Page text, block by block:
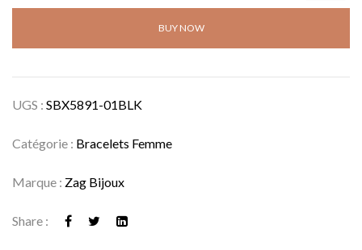
BUY NOW
UGS : SBX5891-01BLK
Catégorie : Bracelets Femme
Marque : Zag Bijoux
Share :